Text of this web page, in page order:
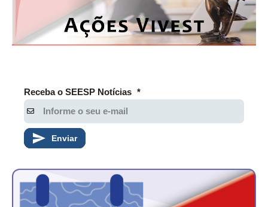
CADASTRO
ASSOCIE-SE
NÚCLEO JOVEM
Receba o SEESP Notícias *
Enviar